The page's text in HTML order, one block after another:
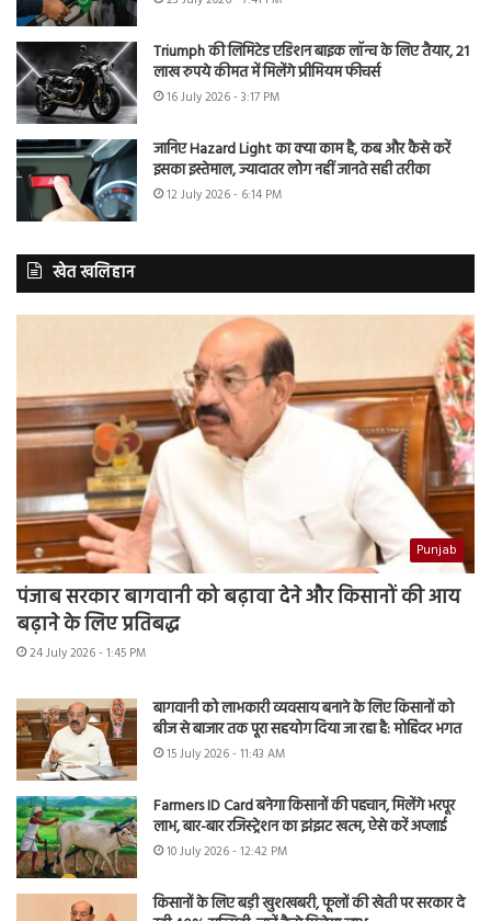
Triumph की लिमिटेड एडिशन बाइक लॉन्च के लिए तैयार, 21
लाख रुपये कीमत में मिलेंगे प्रीमियम फीचर्स
16 July 2026 - 3:17 PM
जानिए Hazard Light का क्या काम है, कब और कैसे करें
इसका इस्तेमाल, ज्यादातर लोग नहीं जानते सही तरीका
12 July 2026 - 6:14 PM
खेत खलिहान
Punjab
पंजाब सरकार बागवानी को बढ़ावा देने और किसानों की आय
बढ़ाने के लिए प्रतिबद्ध
24 July 2026 - 1:45 PM
बागवानी को लाभकारी व्यवसाय बनाने के लिए किसानों को
बीज से बाजार तक पूरा सहयोग दिया जा रहा है: मोहिंदर भगत
15 July 2026 - 11:43 AM
Farmers ID Card बनेगा किसानों की पहचान, मिलेंगे भरपूर
लाभ, बार-बार रजिस्ट्रेशन का झंझट खत्म, ऐसे करें अप्लाई
10 July 2026 - 12:42 PM
किसानों के लिए बड़ी खुशखबरी, फूलों की खेती पर सरकार दे